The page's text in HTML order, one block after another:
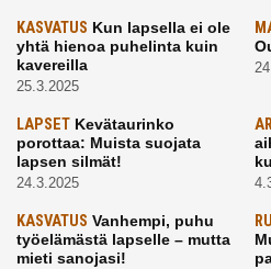
KASVATUS Kun lapsella ei ole
yhtä hienoa puhelinta kuin
kavereilla
25.3.2025
LAPSET Kevätaurinko
porottaa: Muista suojata
lapsen silmät!
24.3.2025
KASVATUS Vanhempi, puhu
työelämästä lapselle – mutta
mieti sanojasi!